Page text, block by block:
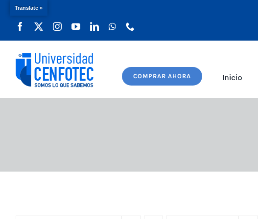
COMPRAR AHORA Inicio
Translate »